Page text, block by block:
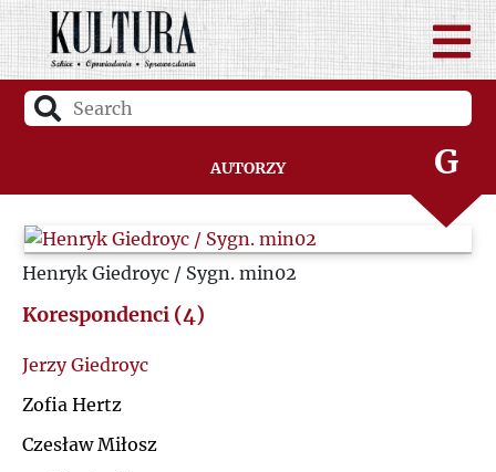
Autorzy
D
F
G
H
Henryk Giedroyc / Sygn. min02
Korespondenci (4)
Jerzy Giedroyc
Zofia Hertz
Czesław Miłosz